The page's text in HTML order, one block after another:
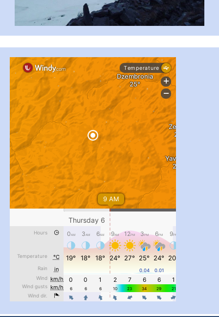
...
pimrec_project
#PipIvanToday...
pimrec_project